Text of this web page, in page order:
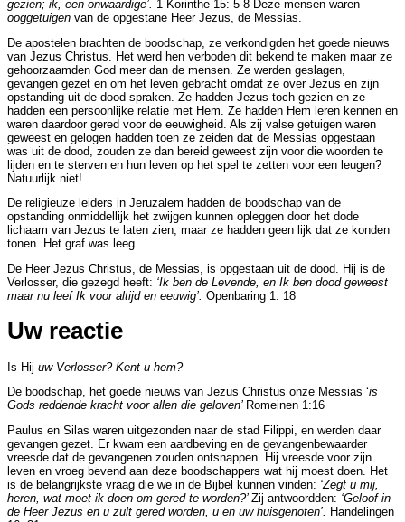
gezien; ik, een onwaardige’. 1 Korinthe 15: 5-8 Deze mensen waren
ooggetuigen van de opgestane Heer Jezus, de Messias.
De apostelen brachten de boodschap, ze verkondigden het goede nieuws
van Jezus Christus. Het werd hen verboden dit bekend te maken maar ze
gehoorzaamden God meer dan de mensen. Ze werden geslagen,
gevangen gezet en om het leven gebracht omdat ze over Jezus en zijn
opstanding uit de dood spraken. Ze hadden Jezus toch gezien en ze
hadden een persoonlijke relatie met Hem. Ze hadden Hem leren kennen en
waren daardoor gered voor de eeuwigheid. Als zij valse getuigen waren
geweest en gelogen hadden toen ze zeiden dat de Messias opgestaan
was uit de dood, zouden ze dan bereid geweest zijn voor die woorden te
lijden en te sterven en hun leven op het spel te zetten voor een leugen?
Natuurlijk niet!
De religieuze leiders in Jeruzalem hadden de boodschap van de
opstanding onmiddellijk het zwijgen kunnen opleggen door het dode
lichaam van Jezus te laten zien, maar ze hadden geen lijk dat ze konden
tonen. Het graf was leeg.
De Heer Jezus Christus, de Messias, is opgestaan uit de dood. Hij is de
Verlosser, die gezegd heeft: ‘Ik ben de Levende, en Ik ben dood geweest
maar nu leef Ik voor altijd en eeuwig’. Openbaring 1: 18
Uw reactie
Is Hij uw Verlosser? Kent u hem?
De boodschap, het goede nieuws van Jezus Christus onze Messias ‘is
Gods reddende kracht voor allen die geloven’ Romeinen 1:16
Paulus en Silas waren uitgezonden naar de stad Filippi, en werden daar
gevangen gezet. Er kwam een aardbeving en de gevangenbewaarder
vreesde dat de gevangenen zouden ontsnappen. Hij vreesde voor zijn
leven en vroeg bevend aan deze boodschappers wat hij moest doen. Het
is de belangrijkste vraag die we in de Bijbel kunnen vinden: ‘Zegt u mij,
heren, wat moet ik doen om gered te worden?’ Zij antwoordden: ‘Geloof in
de Heer Jezus en u zult gered worden, u en uw huisgenoten’. Handelingen